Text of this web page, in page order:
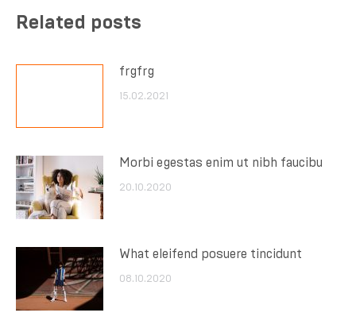
Related posts
frgfrg
15.02.2021
Morbi egestas enim ut nibh faucibu
20.10.2020
What eleifend posuere tincidunt
08.10.2020